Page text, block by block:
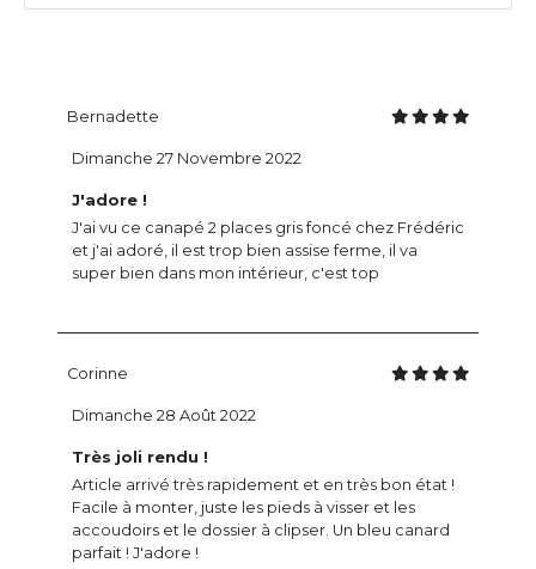
Bernadette
J'adore !
J'ai vu ce canapé 2 places gris foncé chez Frédéric
et j'ai adoré, il est trop bien assise ferme, il va
super bien dans mon intérieur, c'est top
Dimanche 27 Novembre 2022
Corinne
Très joli rendu !
Article arrivé très rapidement et en très bon état !
Facile à monter, juste les pieds à visser et les
accoudoirs et le dossier à clipser. Un bleu canard
parfait ! J'adore !
Dimanche 28 Août 2022